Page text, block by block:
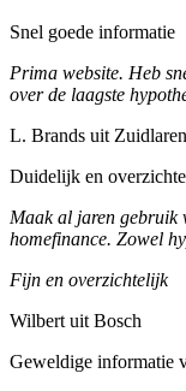
Snel goede informatie
Prima website. Heb
over de laagste
L. Brands uit Zuidlaren
Duidelijk en
Maak al jaren gebruik
homefinance. Zowel
Fijn en overzichtelijk
Wilbert uit Bosch
Geweldige informatie